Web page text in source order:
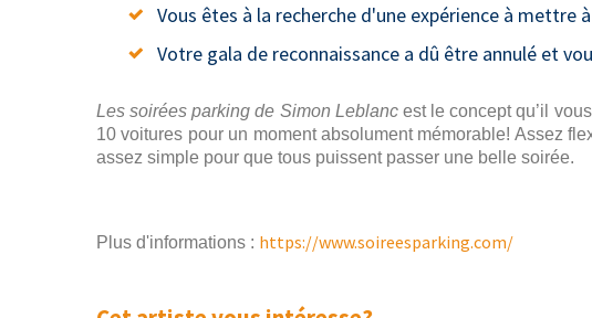
Vous êtes à la recherche d'une expérience à mettre
Votre gala de reconnaissance a dû être annulé et
Les soirées parking de Simon Leblancest le concept qu’il
10 voitures pour un moment absolument mémorable! Assez
assez simple pour que tous puissent passer une belle soirée.
Plus d'informations : https://www.soireesparking.com/